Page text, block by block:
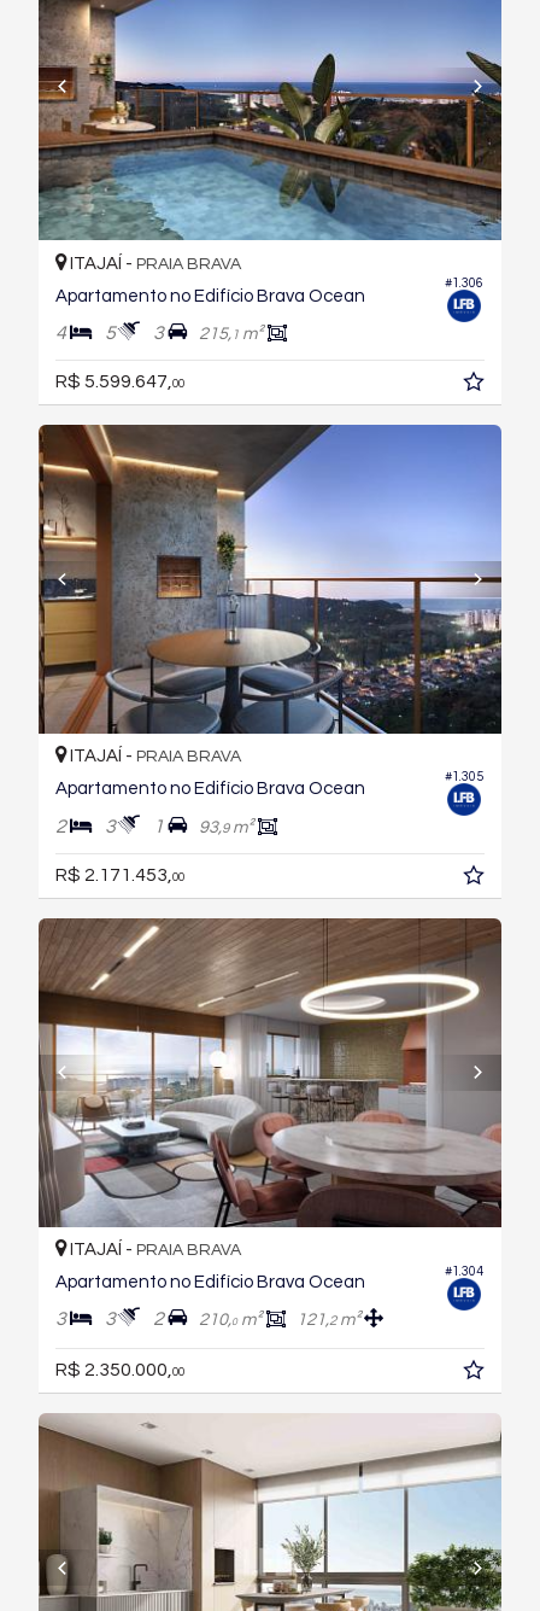
#1.306
ITAJAÍ - PRAIA BRAVA
Apartamento no Edifício Brava Ocean
4 5 3 215, 1 m²
R$ 5.599.647, 00
#1.305
ITAJAÍ - PRAIA BRAVA
Apartamento no Edifício Brava Ocean
2 3 1 93,9m²
R$ 2.171.453, 00
#1.304
ITAJAÍ - PRAIA BRAVA
Apartamento no Edifício Brava Ocean
3 3 2 210,0m² 121,2m²
R$ 2.350.000, 00